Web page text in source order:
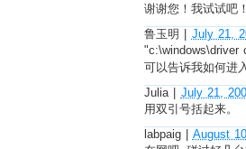
谢谢您！我试试吧！
鲁玉明 | July 21,
"c:\windows\driver
可以告诉我如何进
Julia | July 21,
用双引号括起来。
labpaig | August